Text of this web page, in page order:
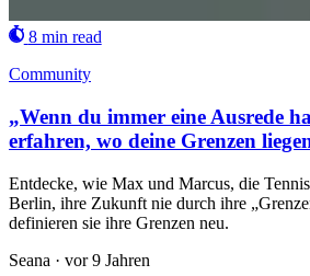
8 min read
Community
„Wenn du immer eine Ausrede
erfahren, wo deine Grenzen
Entdecke, wie Max und Marcus, die
Berlin, ihre Zukunft nie durch ihre
definieren sie ihre Grenzen neu.
Seana · vor 9 Jahren